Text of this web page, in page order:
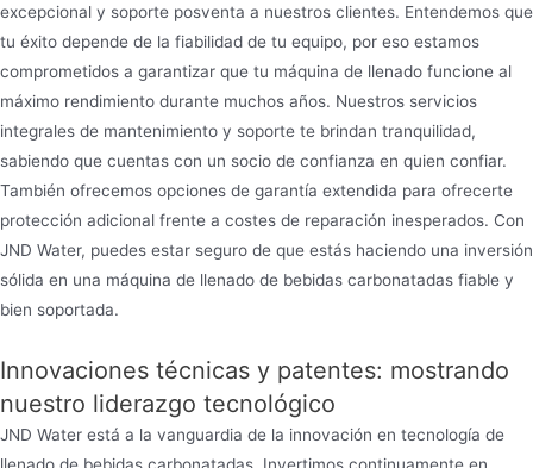
excepcional y soporte posventa a nuestros clientes. Entendemos que
tu éxito depende de la fiabilidad de tu equipo, por eso estamos
comprometidos a garantizar que tu máquina de llenado funcione al
máximo rendimiento durante muchos años. Nuestros servicios
integrales de mantenimiento y soporte te brindan tranquilidad,
sabiendo que cuentas con un socio de confianza en quien confiar.
También ofrecemos opciones de garantía extendida para ofrecerte
protección adicional frente a costes de reparación inesperados. Con
JND Water, puedes estar seguro de que estás haciendo una inversión
sólida en una máquina de llenado de bebidas carbonatadas fiable y
bien soportada.
Innovaciones técnicas y patentes: mostrando
nuestro liderazgo tecnológico
JND Water está a la vanguardia de la innovación en tecnología de
llenado de bebidas carbonatadas. Invertimos continuamente en